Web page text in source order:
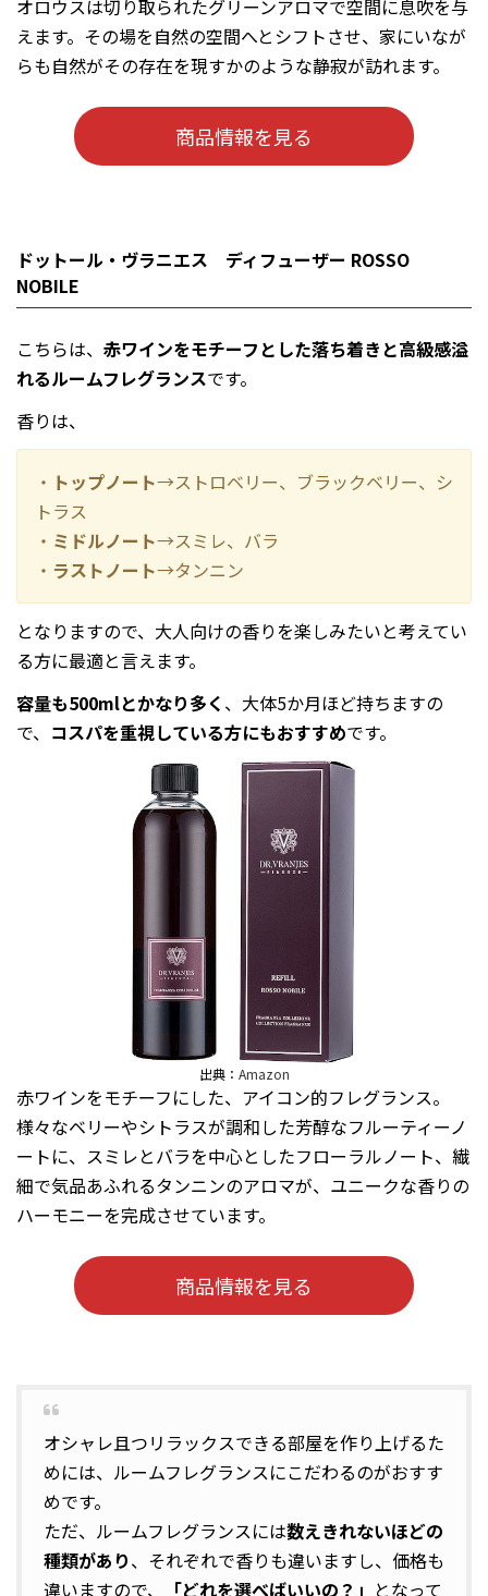
オロウスは切り取られたグリーンアロマで空間に息吹を与
えます。その場を自然の空間へとシフトさせ、家にいなが
らも自然がその存在を現すかのような静寂が訪れます。
商品情報を見る
ドットール・ヴラニエス ディフューザー ROSSO
NOBILE
こちらは、 赤ワインをモチーフとした落ち着きと高級感溢
れるルームフレグランスです。
香りは、
・ トップノート→ストロベリー、ブラックベリー、シ
トラス
・ ミドルノート→スミレ、バラ
・ ラストノート→タンニン
となりますので、大人向けの香りを楽しみたいと考えてい
る方に最適と言えます。
容量も500mlとかなり多く 、大体5か月ほど持ちますの
で、 コスパを重視している方にもおすすめです。
出典： Amazon
赤ワインをモチーフにした、アイコン的フレグランス。
様々なベリーやシトラスが調和した芳醇なフルーティーノ
ートに、スミレとバラを中心としたフローラルノート、繊
細で気品あふれるタンニンのアロマが、ユニークな香りの
ハーモニーを完成させています。
商品情報を見る
オシャレ且つリラックスできる部屋を作り上げるた
めには、ルームフレグランスにこだわるのがおすす
めです。
ただ、ルームフレグランスには数えきれないほどの
種類があり、それぞれで香りも違いますし、価格も
違いますので、
「どれを選べばいいの？」 となって